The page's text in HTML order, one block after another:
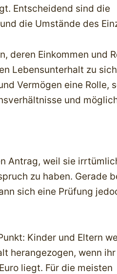
Entscheidend sind die
die Umstände des
deren Einkommen und
Lebensunterhalt zu
Vermögen eine Rolle,
und
Antrag, weil sie
zu haben. Gerade
sich eine Prüfung
Kinder und Eltern
herangezogen, wenn ihr
liegt. Für die meisten